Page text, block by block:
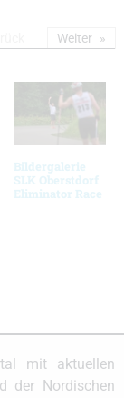
Bildergalerie
SLK Oberstdorf
Eliminator Race
Weiter
mit aktuellen
der Nordischen